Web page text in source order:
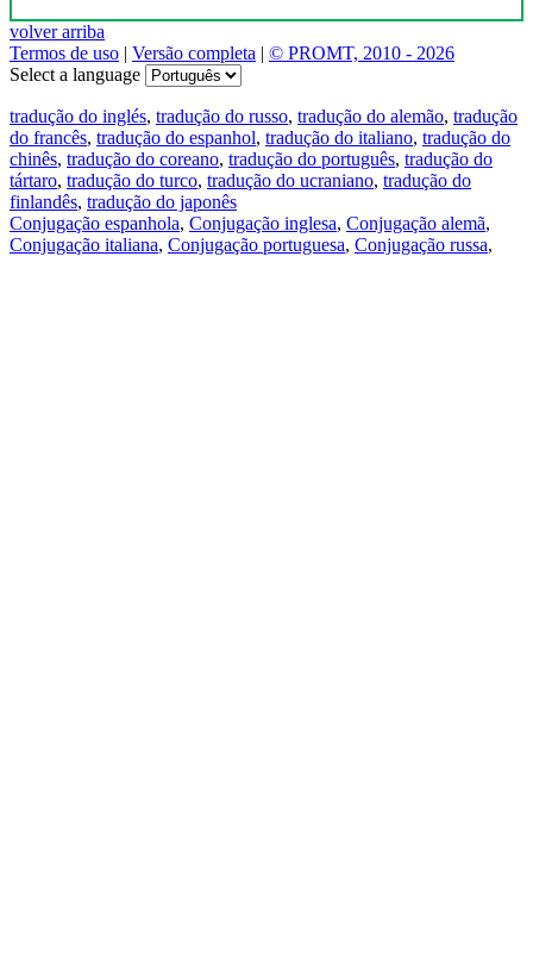
volver arriba
Termos de uso | Versão completa | © PROMT, 2010 - 2026
Select a language
tradução do inglés, tradução do russo, tradução do alemão, tradução
do francês, tradução do espanhol, tradução do italiano, tradução do
chinês, tradução do coreano, tradução do português, tradução do
tártaro, tradução do turco, tradução do ucraniano, tradução do
finlandês, tradução do japonês
Conjugação espanhola, Conjugação inglesa, Conjugação alemã,
Conjugação italiana, Conjugação portuguesa, Conjugação russa,